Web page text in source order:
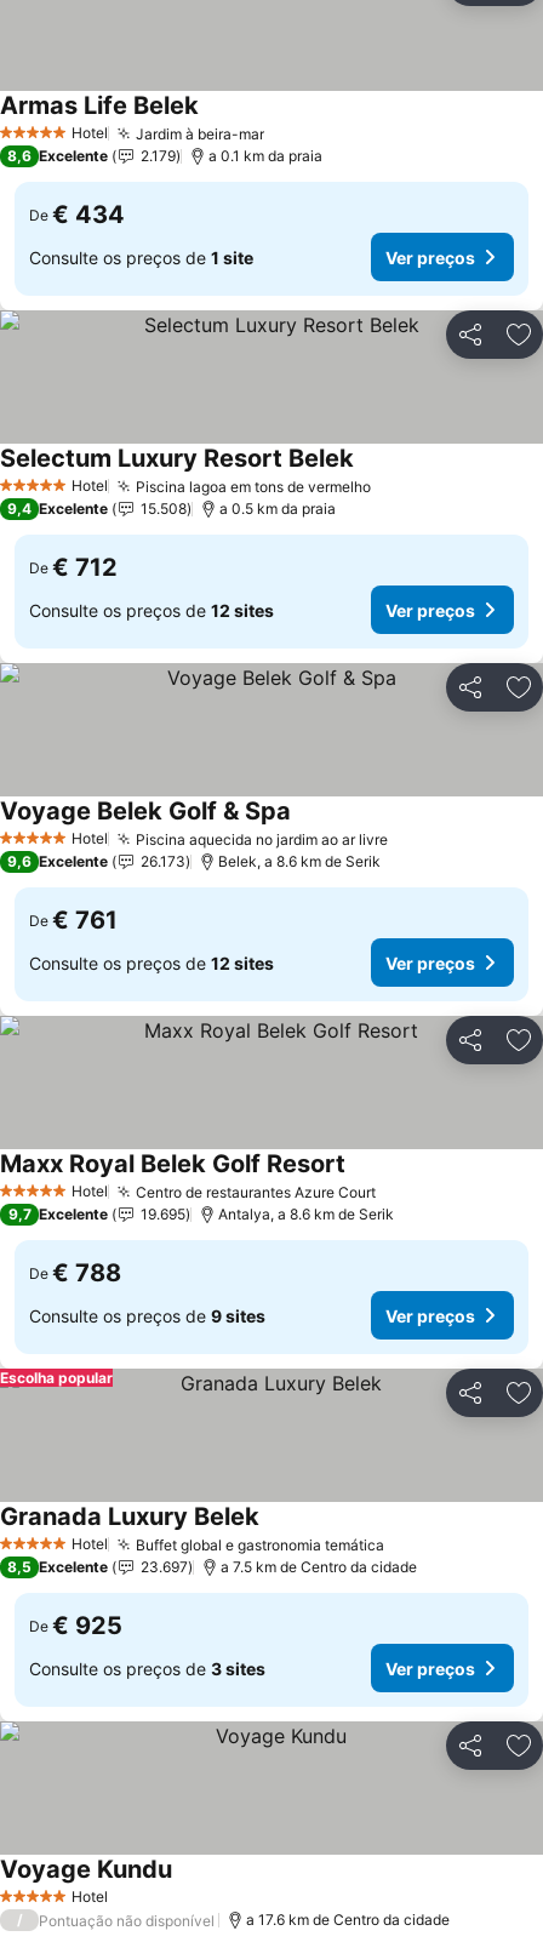
5 Estrelas Hotel Jardim à beira-marVer preços
Armas Life BelekVer preços
8,6 Excelente 2.179 a 0.1 km da praia
De € 434
Consulte os preços de 1 site Ver preços
Partilhar
5 Estrelas Hotel Piscina lagoa em tons de vermelhoVer preços
Selectum Luxury Resort BelekVer preços
9,4 Excelente 15.508 a 0.5 km da praia
De € 712
Consulte os preços de 12 sites Ver preços
Partilhar
5 Estrelas Hotel Piscina aquecida no jardim ao ar livreVer preços
Voyage Belek Golf & Spa
9,6 Excelente 26.173 Belek, a 8.6 km de Serik
De € 761
Consulte os preços de 12 sites Ver preços
Partilhar
5 Estrelas Hotel Centro de restaurantes Azure CourtVer preços
Maxx Royal Belek Golf Resort
9,7 Excelente 19.695 Antalya, a 8.6 km de Serik
De € 788
Consulte os preços de 9 sites Ver preços
Partilhar
Escolha popular
5 Estrelas Hotel Buffet global e gastronomia temática
Granada Luxury BelekVer preços
8,5 Excelente 23.697 a 7.5 km de Centro da cidade
De € 925
Consulte os preços de 3 sites Ver preços
Partilhar
5 Estrelas Hotel
Voyage KunduVer preços
/ Pontuação não disponível a 17.6 km de Centro da cidade